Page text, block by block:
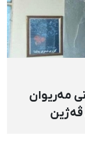
مەریوان
ڤەژین